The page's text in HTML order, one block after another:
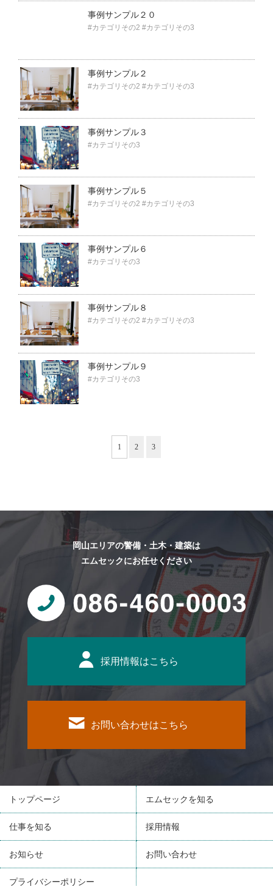
事例サンプル２０
#カテゴリその2 #カテゴリその3
事例サンプル２
#カテゴリその2 #カテゴリその3
事例サンプル３
#カテゴリその3
事例サンプル５
#カテゴリその2 #カテゴリその3
事例サンプル６
#カテゴリその3
事例サンプル８
#カテゴリその2 #カテゴリその3
事例サンプル９
#カテゴリその3
1 2 3
岡山エリアの警備・土木・建築は
エムセックにお任せください
採用情報はこちら
お問い合わせはこちら
トップページ エムセックを知る
仕事を知る 採用情報
お知らせ お問い合わせ
プライバシーポリシー